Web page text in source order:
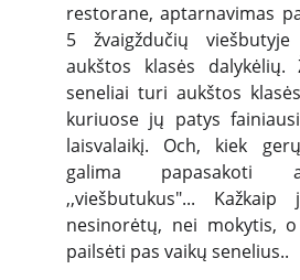
restorane, aptarnavimas
5 žvaigždučių
aukštos klasės dalykėlių.
seneliai turi aukštos
kuriuose jų patys
laisvalaikį. Och, kiek
galima papasakoti
,,viešbutukus"...
nesinorėtų, nei mokytis,
pailsėti pas vaikų senelius..